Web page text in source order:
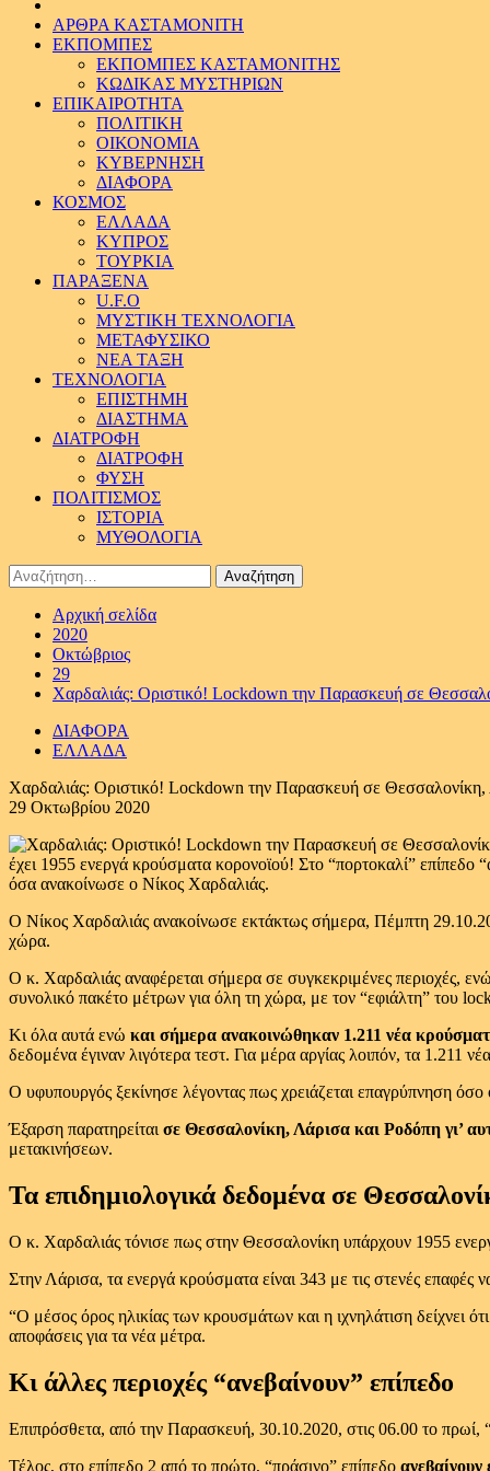
ΑΡΘΡΑ ΚΑΣΤΑΜΟΝΙΤΗ
ΕΚΠΟΜΠΕΣ
ΕΚΠΟΜΠΕΣ ΚΑΣΤΑΜΟΝΙΤΗΣ
ΚΩΔΙΚΑΣ ΜΥΣΤΗΡΙΩΝ
ΕΠΙΚΑΙΡΟΤΗΤΑ
ΠΟΛΙΤΙΚΗ
ΟΙΚΟΝΟΜΙΑ
ΚΥΒΕΡΝΗΣΗ
ΔΙΑΦΟΡΑ
ΚΟΣΜΟΣ
ΕΛΛΑΔΑ
ΚΥΠΡΟΣ
ΤΟΥΡΚΙΑ
ΠΑΡΑΞΕΝΑ
U.F.O
ΜΥΣΤΙΚΗ ΤΕΧΝΟΛΟΓΙΑ
ΜΕΤΑΦΥΣΙΚΟ
ΝΕΑ ΤΑΞΗ
ΤΕΧΝΟΛΟΓΙΑ
ΕΠΙΣΤΗΜΗ
ΔΙΑΣΤΗΜΑ
ΔΙΑΤΡΟΦΗ
ΔΙΑΤΡΟΦΗ
ΦΥΣΗ
ΠΟΛΙΤΙΣΜΟΣ
ΙΣΤΟΡΙΑ
ΜΥΘΟΛΟΓΙΑ
Αναζήτηση
για:
Αρχική σελίδα
2020
Οκτώβριος
29
Χαρδαλιάς: Οριστικό! Lockdown την Παρασκευή σε
ΔΙΑΦΟΡΑ
ΕΛΛΑΔΑ
Χαρδαλιάς: Οριστικό! Lockdown την Παρασκευή σε Θεσσαλονίκη,
29 Οκτωβρίου 2020
έχει 1955 ενεργά κρούσματα κορονοϊού! Στο “πορτοκαλί”
όσα ανακοίνωσε ο Νίκος Χαρδαλιάς.
Ο Νίκος Χαρδαλιάς ανακοίνωσε εκτάκτως σήμερα, Πέμπτη
χώρα.
Ο κ. Χαρδαλιάς αναφέρεται σήμερα σε συγκεκριμένες περιοχές,
συνολικό πακέτο μέτρων για όλη τη χώρα, με τον “εφιάλτη” του
Κι όλα αυτά ενώ και σήμερα ανακοινώθηκαν 1.211 νέα
δεδομένα έγιναν λιγότερα τεστ. Για μέρα αργίας λοιπόν, τα 1.211
Ο υφυπουργός ξεκίνησε λέγοντας πως χρειάζεται επαγρύπνηση όσο
Έξαρση παρατηρείται σε Θεσσαλονίκη, Λάρισα και Ροδόπη γι’
μετακινήσεων.
Τα επιδημιολογικά δεδομένα σε
Ο κ. Χαρδαλιάς τόνισε πως στην Θεσσαλονίκη υπάρχουν 1955
Στην Λάρισα, τα ενεργά κρούσματα είναι 343 με τις στενές
“Ο μέσος όρος ηλικίας των κρουσμάτων και η ιχνηλάτιση δείχνει
αποφάσεις για τα νέα μέτρα.
Κι άλλες περιοχές “ανεβαίνουν” επίπεδο
Επιπρόσθετα, από την Παρασκευή, 30.10.2020, στις 06.00 το
Τέλος, στο επίπεδο 2 από το πρώτο, “πράσινο” επίπεδο